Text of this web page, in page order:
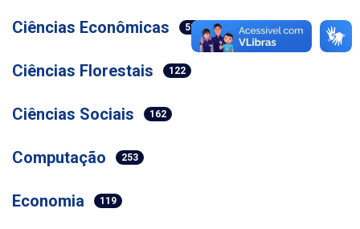
Ciências Econômicas 52
Ciências Florestais 122
Ciências Sociais 162
Computação 253
Economia 119